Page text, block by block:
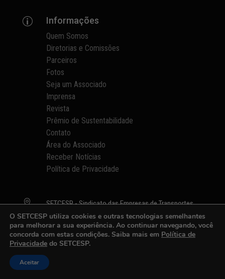
p Informações
Quem Somos
Diretorias e Comissões
Parceiros
Fotos
Seja um Associado
Imprensa
Revista
Prêmio de Sustentabilidade
Contato
Área do Associado
Receber Notícias
Política de Privacidade

SETCESP - Sindicato das Empresas de Transportes
de Carga de São Paulo e Região
Rua Orlando Monteiro, nº 21, 6º andar
Vila Maria - São Paulo • SP
CEP: 02121-021
O SETCESP utiliza cookies e outras tecnologias semelhantes
para melhorar a sua experiência. Ao continuar navegando, você
concorda com estas condições. Saiba mais em Política de
Privacidade do SETCESP.
Aceitar